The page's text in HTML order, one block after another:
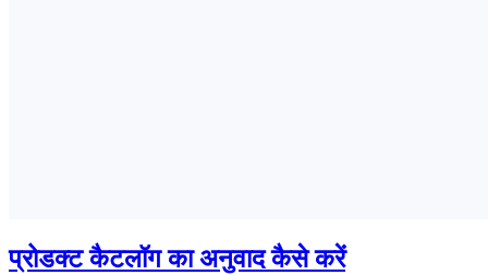
प्रोडक्ट कैटलॉग का अनुवाद कैसे करें